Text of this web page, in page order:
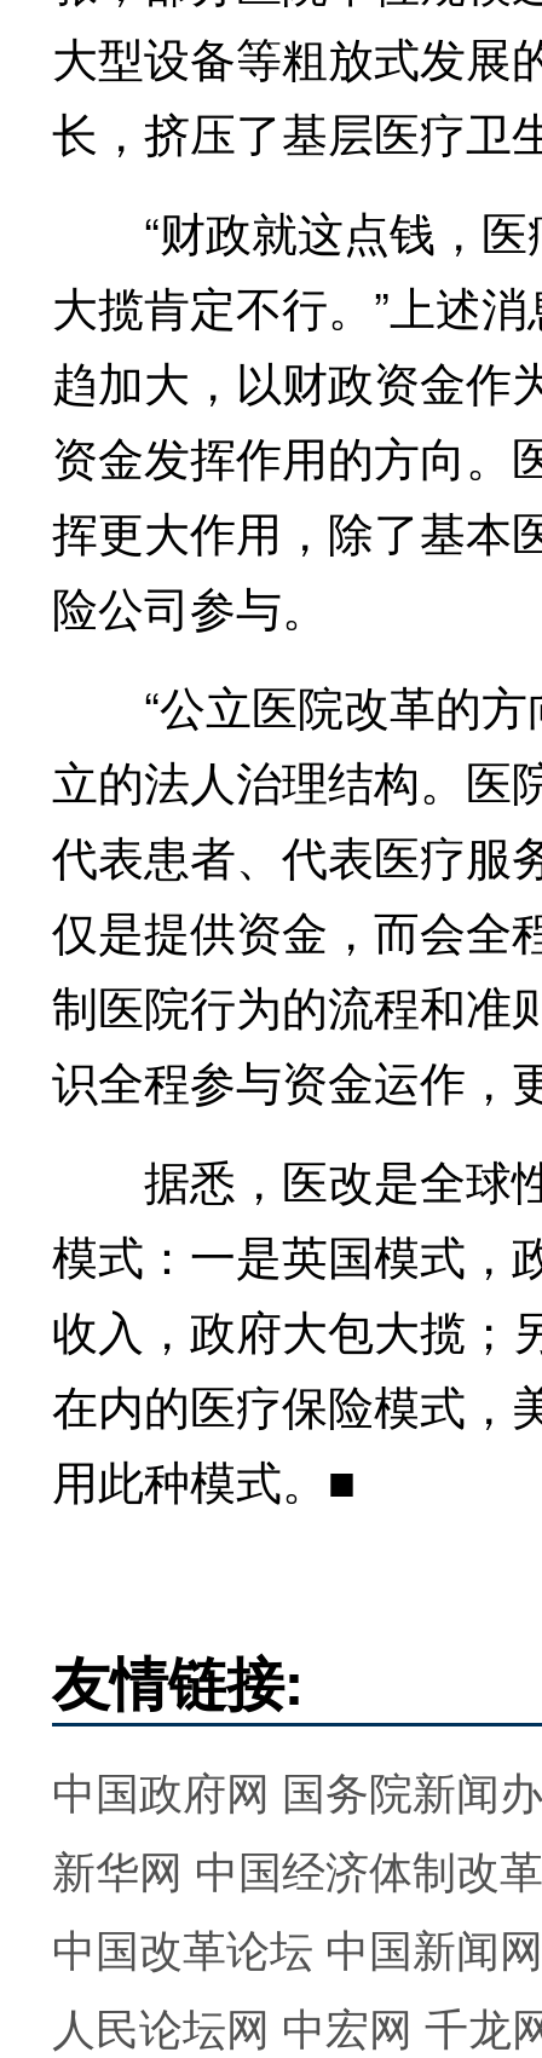
大型设备等粗放式发展
长，挤压了基层医疗卫
“财政就这点钱，医
大揽肯定不行。”上述
趋加大，以财政资金作
资金发挥作用的方向。
挥更大作用，除了基本
险公司参与。
“公立医院改革的方
立的法人治理结构。医
代表患者、代表医疗服
仅是提供资金，而会全
制医院行为的流程和准
识全程参与资金运作，
据悉，医改是全球
模式：一是英国模式，
收入，政府大包大揽；
在内的医疗保险模式，
用此种模式。■
友情链接:
中国政府网 国务院新闻
新华网 中国经济体制改
中国改革论坛 中国新闻网
人民论坛网 中宏网 千龙